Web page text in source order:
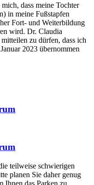
dass meine Tochter
in meine Fußstapfen
Fort- und Weiterbildung
wird. Dr. Claudia
zu dürfen, dass ich
2023 übernommen
teilweise schwierigen
planen Sie daher genug
Ihnen das Parken zu